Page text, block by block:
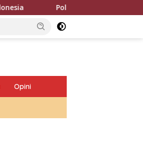
Polda Metro Jaya Pulangkan Tiga
Opini